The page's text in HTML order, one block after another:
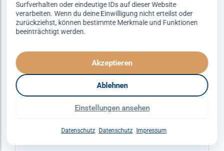
Surfverhalten oder eindeutige IDs auf dieser Website
verarbeiten. Wenn du deine Einwilligung nicht erteilst oder
zurückziehst, können bestimmte Merkmale und Funktionen
beeinträchtigt werden.
Akzeptieren
Ablehnen
Einstellungen ansehen
Datenschutz Datenschutz Impressum
ERFURT DISCOFOX SPEZIALKURSE
Discofox – dienstags um 21:30
der
Produktseite
gewählt